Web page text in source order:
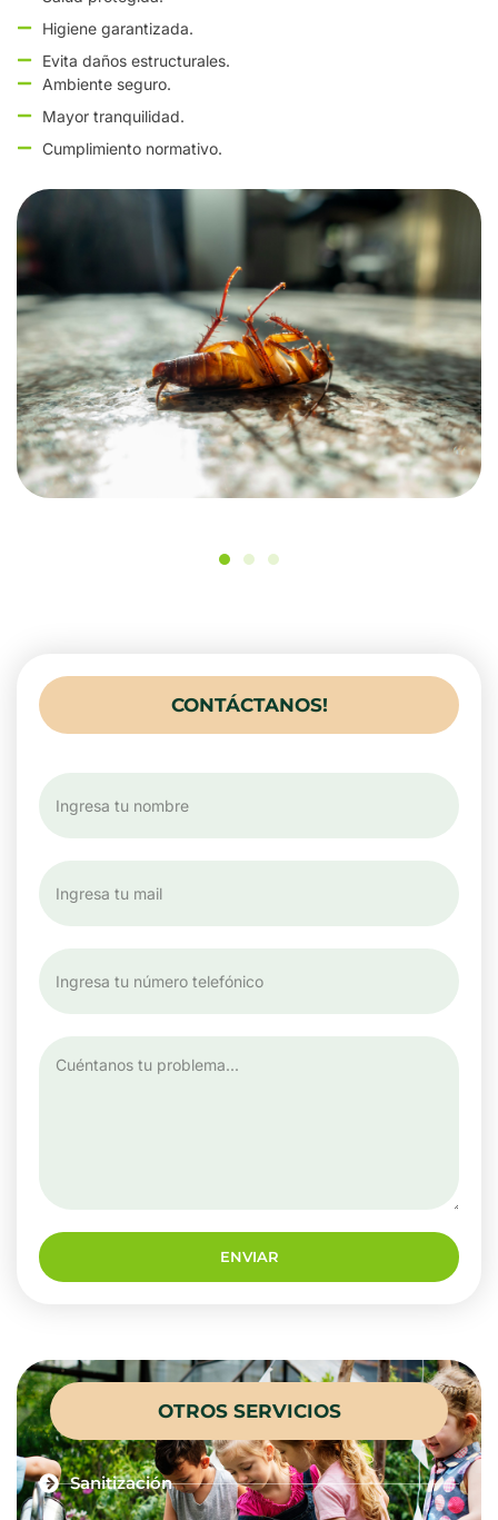
Higiene garantizada.
Evita daños estructurales.
Ambiente seguro.
Mayor tranquilidad.
Cumplimiento normativo.
CONTÁCTANOS!
ENVIAR
OTROS SERVICIOS
Sanitización